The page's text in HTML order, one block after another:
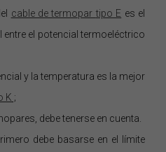
cable de termopar tipo E es el
el potencial termoeléctrico
y la temperatura es la mejor
K ;
debe tenerse en cuenta.
debe basarse en el límite